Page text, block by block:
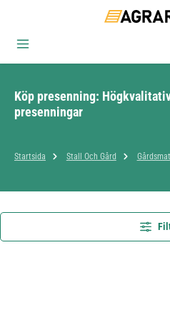
Köp presenning:
presenningar
Startsida Stall Och Gård